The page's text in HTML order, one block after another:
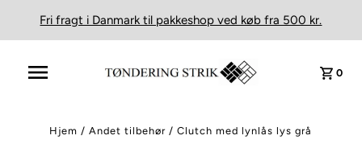
Fri fragt i Danmark til pakkeshop ved køb fra 500 kr.
0
Hjem /Andet tilbehør /Clutch med lynlås lys grå